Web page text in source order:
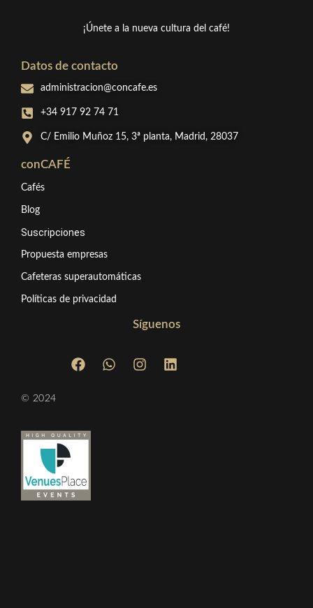
¡Únete a la nueva cultura del café!
Datos de contacto
administracion@concafe.es
+34 917 92 74 71
C/ Emilio Muñoz 15, 3ª planta, Madrid, 28037
conCAFÉ
Cafés
Blog
Suscripciones
Propuesta empresas
Cafeteras superautomáticas
Políticas de privacidad
Síguenos
© 2024